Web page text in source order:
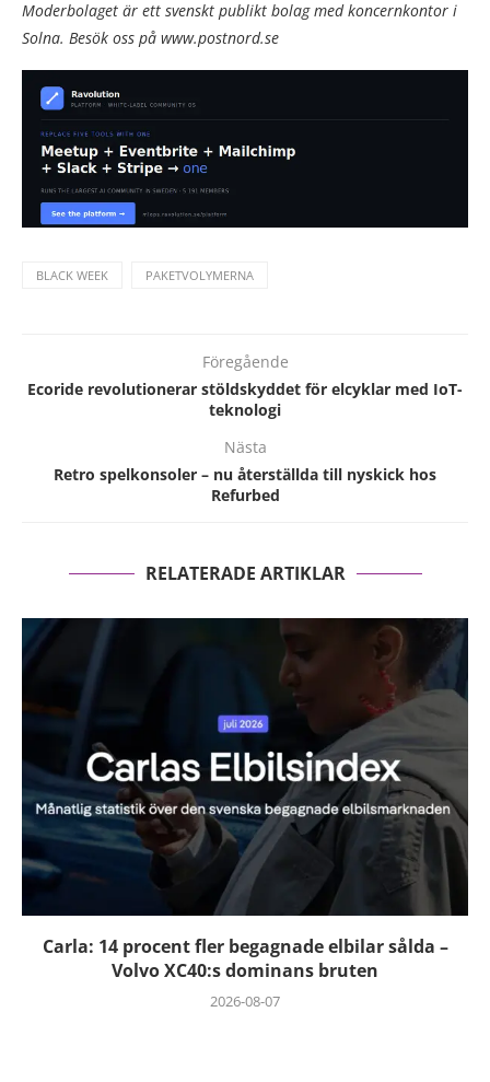
Moderbolaget är ett svenskt publikt bolag med koncernkontor i
Solna. Besök oss på www.postnord.se
BLACK WEEK PAKETVOLYMERNA
Föregående
Ecoride revolutionerar stöldskyddet för elcyklar med IoT-
teknologi
Nästa
Retro spelkonsoler – nu återställda till nyskick hos
Refurbed
RELATERADE ARTIKLAR
Carla: 14 procent fler begagnade elbilar sålda –
Volvo XC40:s dominans bruten
2026-08-07